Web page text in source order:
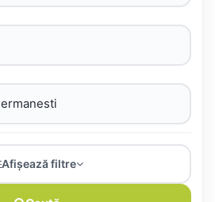
Afișează filtre